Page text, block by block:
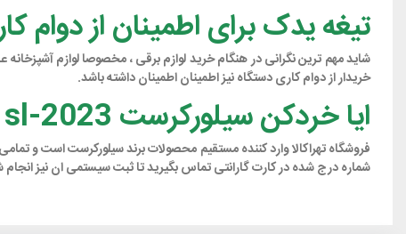
تیغه یدک برای اطمینان از دوام
شاید مهم ترین نگرانی در هنگام خرید لوازم برقی ، مخصوصا لوازم
خریدار از دوام کاری دستگاه نیز اطمینان اطمینان داشته باشد.
ایا خردکن سیلورکرست sl-2023 گارانتی دارد؟
شماره درج شده در کارت گارانتی تماس بگیرید تا ثبت سیستمی ان نیز انجام